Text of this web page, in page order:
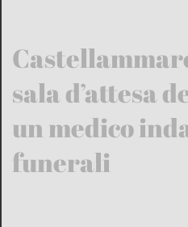
sala d’attesa
un medico
funerali